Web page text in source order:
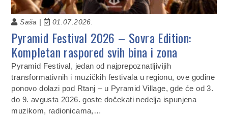
Saša | 01.07.2026.
Pyramid Festival 2026 – Sovra Edition:
Kompletan raspored svih bina i zona
Pyramid Festival, jedan od najprepoznatljivijih
transformativnih i muzičkih festivala u regionu, ove godine
ponovo dolazi pod Rtanj – u Pyramid Village, gde će od 3.
do 9. avgusta 2026. goste dočekati nedelja ispunjena
muzikom, radionicama,…